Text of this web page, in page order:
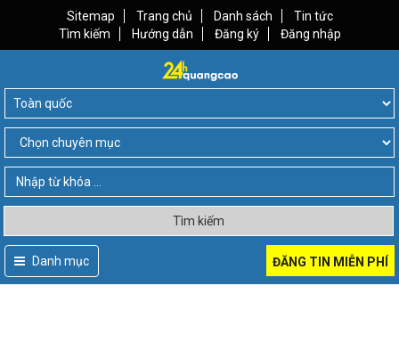
Sitemap Trang chủ Danh sách
Tin tức
Tìm kiếm
Hướng dẫn Đăng ký Đăng nhập
Tìm kiếm
Danh mục ĐĂNG TIN MIỄN PHÍ